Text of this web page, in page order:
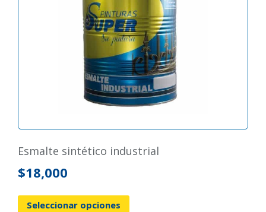
esmalte sintético industrial
$18,000
Seleccionar opciones